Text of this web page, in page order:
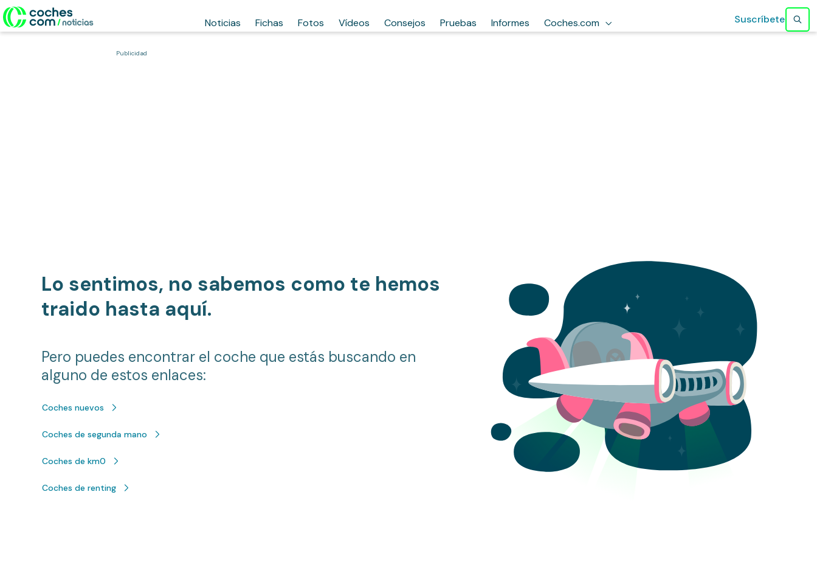
Noticias Fichas Fotos Vídeos Consejos Pruebas Informes Coches.com Suscríbete
Publicidad
Lo sentimos, no sabemos como te hemos
traido hasta aquí.
Pero puedes encontrar el coche que estás buscando en
alguno de estos enlaces:
Coches nuevos
Coches de segunda mano
Coches de km0
Coches de renting